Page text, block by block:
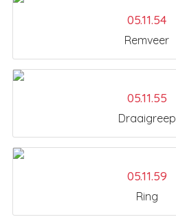
05.11.54
Remveer
05.11.55
Draaigreep
05.11.59
Ring